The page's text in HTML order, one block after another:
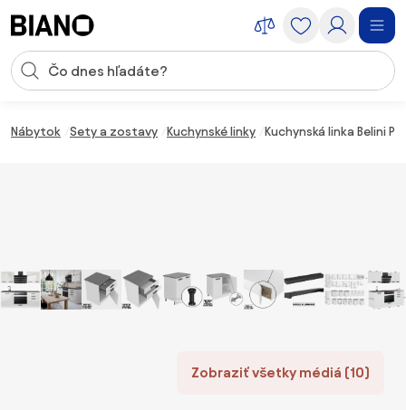
Vstup pre vyhľadávanie
Nábytok Sety a zostavy Kuchynské linky Kuchynská linka Belini
Zobraziť všetky médiá (10)